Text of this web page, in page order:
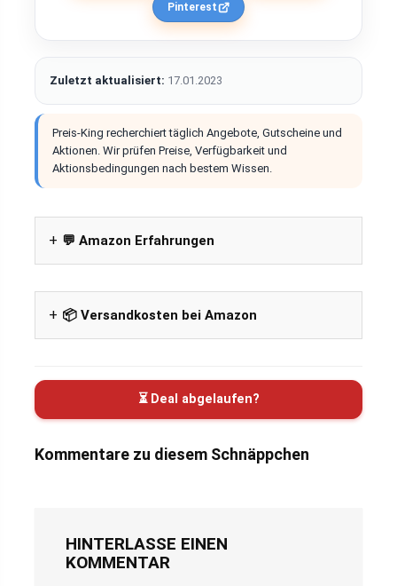
Pinterest
Zuletzt aktualisiert: 17.01.2023
Preis-King recherchiert täglich Angebote, Gutscheine und
Aktionen. Wir prüfen Preise, Verfügbarkeit und
Aktionsbedingungen nach bestem Wissen.
💬 Amazon Erfahrungen
📦 Versandkosten bei Amazon
⏳ Deal abgelaufen?
Kommentare zu diesem Schnäppchen
HINTERLASSE EINEN
KOMMENTAR